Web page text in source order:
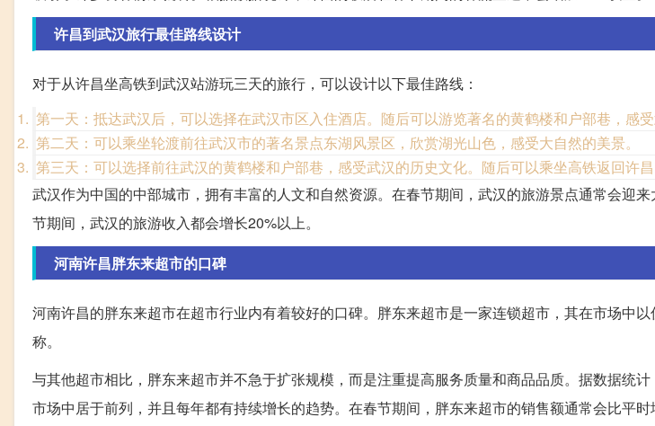
许昌到武汉旅行最佳路线设计
对于从许昌坐高铁到武汉站游玩三天的旅行，可以设计以下最佳路线：
第一天：抵达武汉后，可以选择在武汉市区入住酒店。随后可以游览著名的黄鹤楼和户部巷，感受
第二天：可以乘坐轮渡前往武汉市的著名景点东湖风景区，欣赏湖光山色，感受大自然的美景。
第三天：可以选择前往武汉的黄鹤楼和户部巷，感受武汉的历史文化。随后可以乘坐高铁返回许昌
武汉作为中国的中部城市，拥有丰富的人文和自然资源。在春节期间，武汉的旅游景点通常会迎
节期间，武汉的旅游收入都会增长20%以上。
河南许昌胖东来超市的口碑
河南许昌的胖东来超市在超市行业内有着较好的口碑。胖东来超市是一家连锁超市，其在市场中
称。
与其他超市相比，胖东来超市并不急于扩张规模，而是注重提高服务质量和商品品质。据数据统
市场中居于前列，并且每年都有持续增长的趋势。在春节期间，胖东来超市的销售额通常会比平时